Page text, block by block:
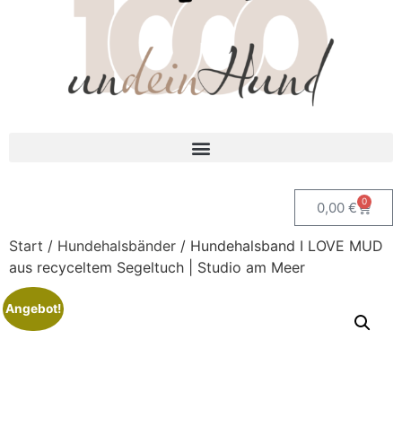
0,00 € 0
Start / Hundehalsbänder / Hundehalsband I LOVE MUD
aus recyceltem Segeltuch | Studio am Meer
Angebot!